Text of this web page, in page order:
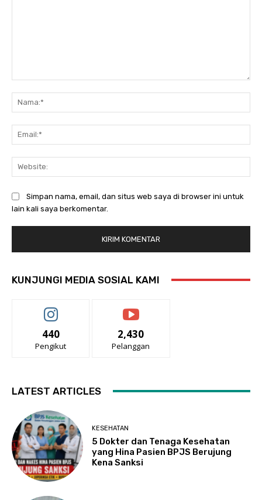
Simpan nama, email, dan situs web saya di browser ini untuk
lain kali saya berkomentar.
KUNJUNGI MEDIA SOSIAL KAMI
440
Pengikut
2,430
Pelanggan
LATEST ARTICLES
KESEHATAN
5 Dokter dan Tenaga Kesehatan
yang Hina Pasien BPJS Berujung
Kena Sanksi